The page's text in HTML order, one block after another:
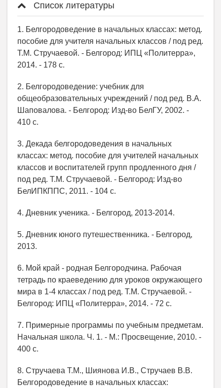
Список литературы
1. Белгородоведение в начальных классах: метод.
пособие для учителя начальных классов / под ред.
Т.М. Стручаевой. - Белгород: ИПЦ «Политерра»,
2014. - 178 с.
2. Белгородоведение: учебник для
общеобразовательных учреждений / под ред. В.А.
Шаповалова. - Белгород: Изд-во БелГУ, 2002. -
410 с.
3. Декада белгородоведения в начальных
классах: метод. пособие для учителей начальных
классов и воспитателей групп продленного дня /
под ред. Т.М. Стручаевой. - Белгород: Изд-во
БелИПКППС, 2011. - 104 с.
4. Дневник ученика. - Белгород, 2013-2014.
5. Дневник юного путешественника. - Белгород,
2013.
6. Мой край - родная Белгородчина. Рабочая
тетрадь по краеведению для уроков окружающего
мира в 1-4 классах / под ред. Т.М. Стручаевой. -
Белгород: ИПЦ «Политерра», 2014. - 72 с.
7. Примерные программы по учебным предметам.
Начальная школа. Ч. 1. - М.: Просвещение, 2010. -
400 с.
8. Стручаева Т.М., Шиянова И.В., Стручаев В.В.
Белгородоведение в начальных классах: